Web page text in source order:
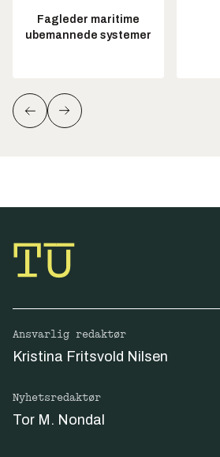
Fagleder maritime
ubemannede systemer
Ansvarlig redaktør
Kristina Fritsvold Nilsen
Nyhetsredaktør
Tor M. Nondal